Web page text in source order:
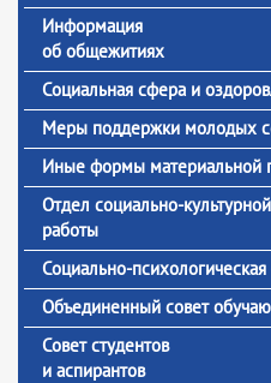
Информация
об общежитиях
Социальная сфера и
Меры поддержки молодых
Иные формы материальной
Отдел социально-
работы
Социально-
Объединенный совет
Совет студентов
и аспирантов